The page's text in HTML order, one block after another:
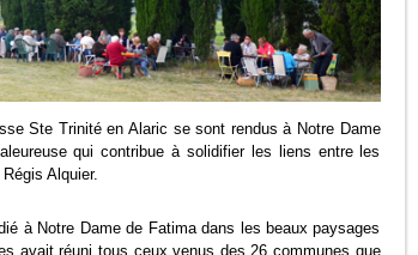
Ste Trinité en Alaric se sont rendus à Notre Dame
qui contribue à solidifier les liens entre les
Alquier.
à Notre Dame de Fatima dans les beaux paysages
avait réuni tous ceux venus des 26 communes que